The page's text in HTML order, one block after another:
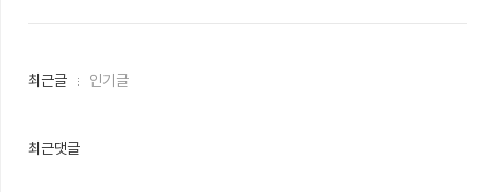
최
인
최근글 인기글
최근댓글